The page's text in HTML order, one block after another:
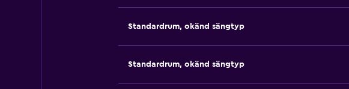
Standardrum, okänd sängtyp
Standardrum, okänd sängtyp